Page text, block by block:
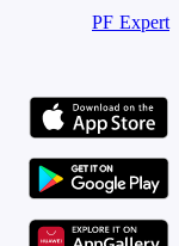
PF Expert